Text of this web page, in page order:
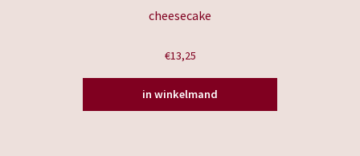
cheesecake
€13,25
in winkelmand